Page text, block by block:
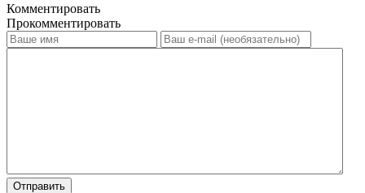
Комментировать
Прокомментировать
Отправить